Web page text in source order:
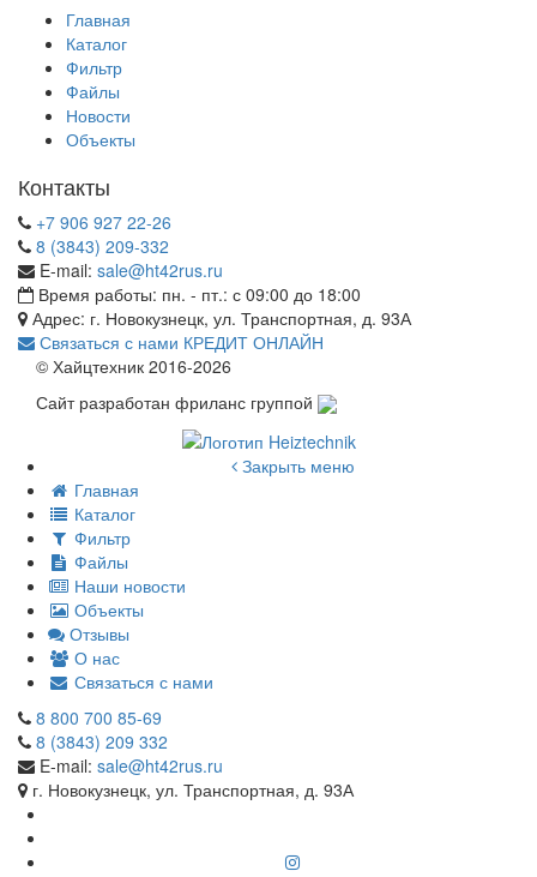
Главная
Каталог
Фильтр
Файлы
Новости
Объекты
Контакты
+7 906 927 22-26
8 (3843) 209-332
E-mail: sale@ht42rus.ru
Время работы: пн. - пт.: с 09:00 до 18:00
Адрес: г. Новокузнецк, ул. Транспортная, д. 93А
Связаться с нами КРЕДИТ ОНЛАЙН
© Хайцтехник 2016-2026
Сайт разработан фриланс группой
Закрыть меню
Главная
Каталог
Фильтр
Файлы
Наши новости
Объекты
Отзывы
О нас
Связаться с нами
8 800 700 85-69
8 (3843) 209 332
E-mail: sale@ht42rus.ru
г. Новокузнецк, ул. Транспортная, д. 93А